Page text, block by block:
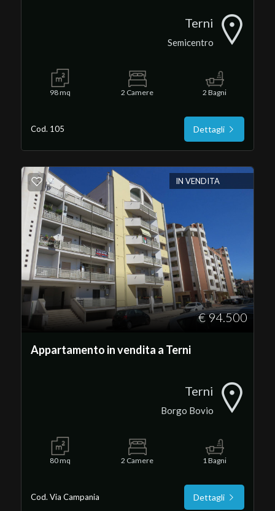
Terni
Semicentro
98 mq 2 Camere 2 Bagni
Cod. 105 Dettagli
IN VENDITA
€ 94.500
Appartamento in vendita a Terni
Terni
Borgo Bovio
80 mq 2 Camere 1 Bagni
Cod. Via Campania Dettagli